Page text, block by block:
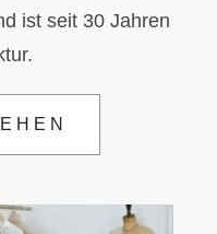
ist seit 30 Jahren